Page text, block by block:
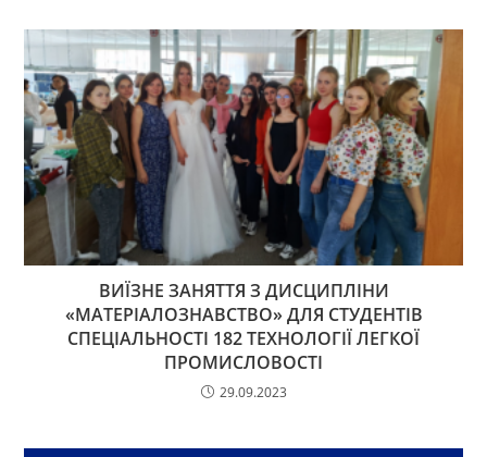
ВИЇЗНЕ ЗАНЯТТЯ З ДИСЦИПЛІНИ
«МАТЕРІАЛОЗНАВСТВО» ДЛЯ СТУДЕНТІВ
СПЕЦІАЛЬНОСТІ 182 ТЕХНОЛОГІЇ ЛЕГКОЇ
ПРОМИСЛОВОСТІ
29.09.2023